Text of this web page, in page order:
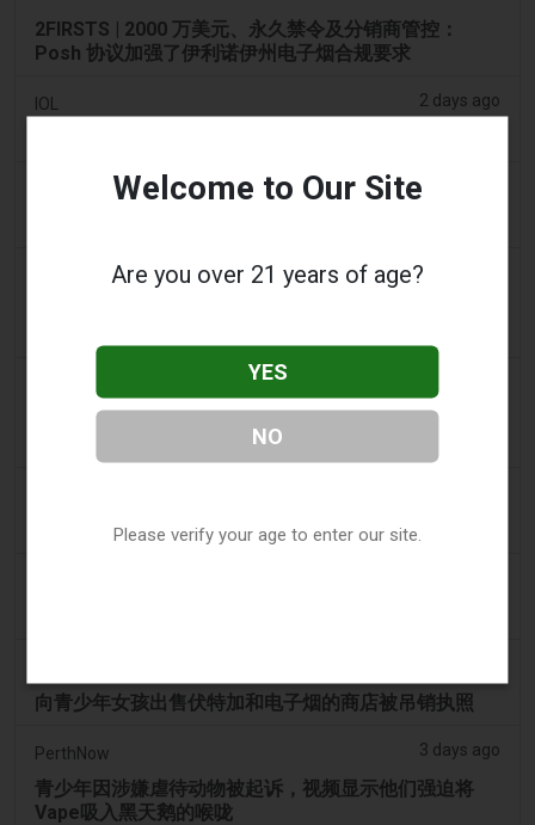
2FIRSTS | 2000 万美元、永久禁令及分销商管控：
Posh 协议加强了伊利诺伊州电子烟合规要求
IOL 2 days ago
2 days ago
2 days ago
2FIRSTS | FDA 授权了另外四种尼古丁袋，审查试点已
OP-ED：为什么渥太华不应该禁止含香味的电子烟产品
向青少年女孩出售伏特加和电子烟的商店被吊销执照
PerthNow 3 days ago
青少年因涉嫌虐待动物被起诉，视频显示他们强迫将
Vape吸入黑天鹅的喉咙
Welcome to Our Site
Are you over 21 years of age?
YES
NO
Please verify your age to enter our site.